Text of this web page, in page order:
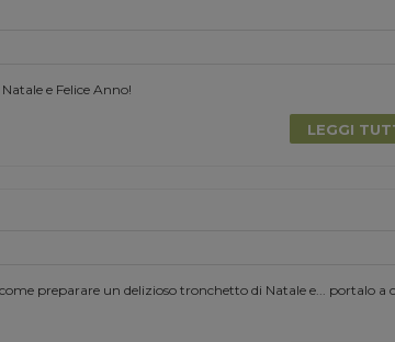
e Felice Anno!
LEGGI
preparare un delizioso tronchetto di Natale e... portalo a